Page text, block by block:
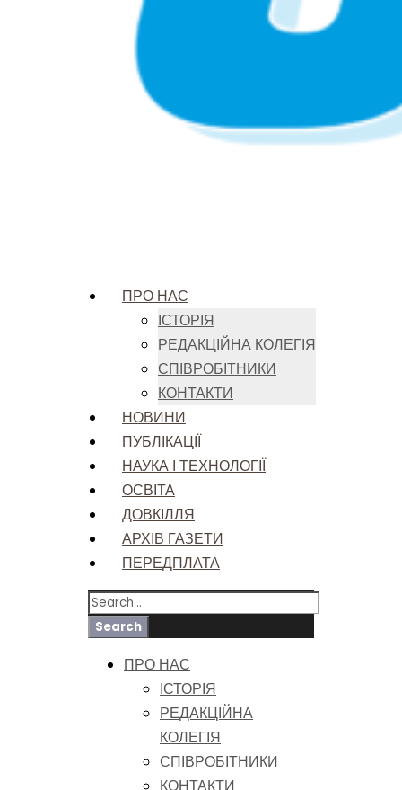
ПРО НАС
ІСТОРІЯ
РЕДАКЦІЙНА КОЛЕГІЯ
СПІВРОБІТНИКИ
КОНТАКТИ
НОВИНИ
ПУБЛІКАЦІЇ
НАУКА І ТЕХНОЛОГІЇ
ОСВІТА
ДОВКІЛЛЯ
АРХІВ ГАЗЕТИ
ПЕРЕДПЛАТА
ПРО НАС
ІСТОРІЯ
РЕДАКЦІЙНА
КОЛЕГІЯ
СПІВРОБІТНИКИ